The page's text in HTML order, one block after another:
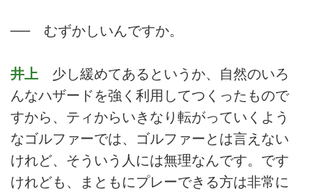
── むずかしいんですか。
井上 少し緩めてあるというか、自然のいろ
んなハザードを強く利用してつくったもので
すから、ティからいきなり転がっていくよう
なゴルファーでは、ゴルファーとは言えない
けれど、そういう人には無理なんです。です
けれども、まともにプレーできる方は非常に